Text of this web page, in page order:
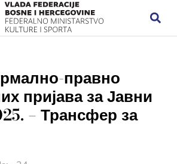
правно
пријава за Јавни
– Трансфер за